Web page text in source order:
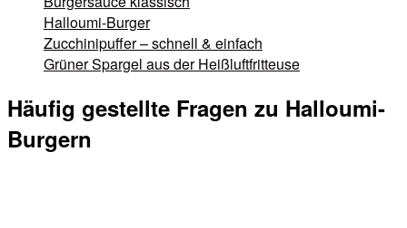
Halloumi-Burger
Zucchinipuffer – schnell & einfach
Grüner Spargel aus der Heißluftfritteuse
Häufig gestellte Fragen zu Halloumi-
Burgern